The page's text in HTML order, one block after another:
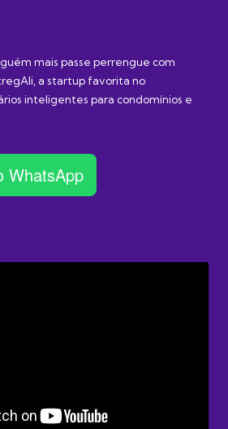
mais passe perrengue com
a startup favorita no
inteligentes para condomínios e
WhatsApp